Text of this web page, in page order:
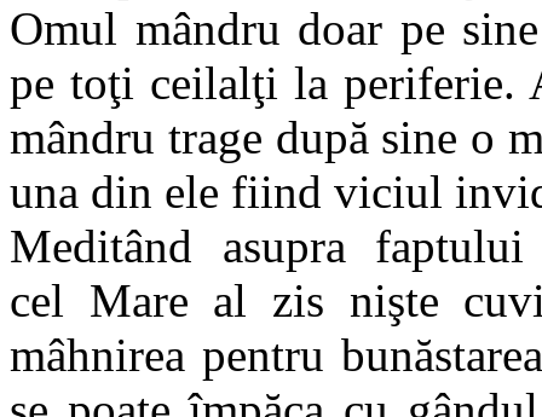
Omul mândru doar pe
pe toţi ceilalţi la periferie.
mândru trage după sine o
una din ele fiind viciul
Meditând asupra
cel Mare al zis nişte
mâhnirea pentru